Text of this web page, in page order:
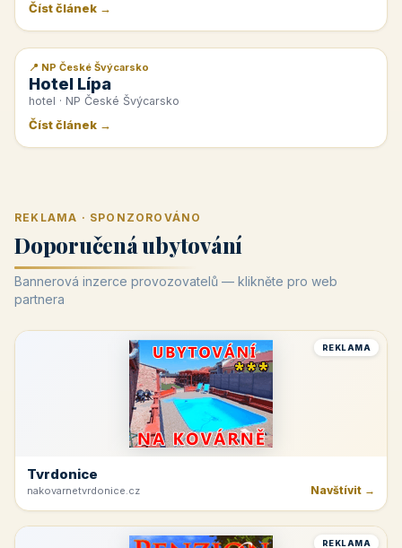
Číst článek →
📰 PR článek
📍 NP České Švýcarsko
Hotel Lípa
hotel · NP České Švýcarsko
Číst článek →
REKLAMA · SPONZOROVÁNO
Doporučená ubytování
Bannerová inzerce provozovatelů — klikněte pro web
partnera
REKLAMA
Tvrdonice
nakovarnetvrdonice.cz Navštívit →
REKLAMA